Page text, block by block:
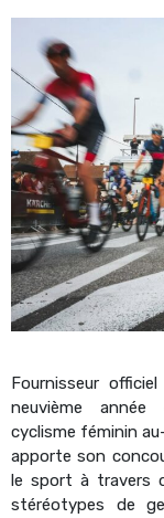
Fournisseur
neuvième
cyclisme féminin
apporte son
le sport à travers
stéréotypes de